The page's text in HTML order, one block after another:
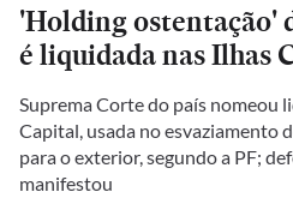
'Holding ostentação'
é liquidada nas Ilhas
Suprema Corte do país nomeou
Capital, usada no esvaziamento
para o exterior, segundo a PF;
manifestou